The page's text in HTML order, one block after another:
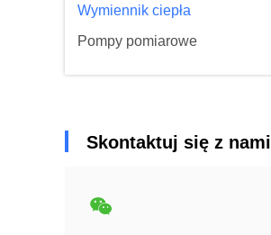
Wymiennik ciepła
Pompy pomiarowe
Skontaktuj się z nami